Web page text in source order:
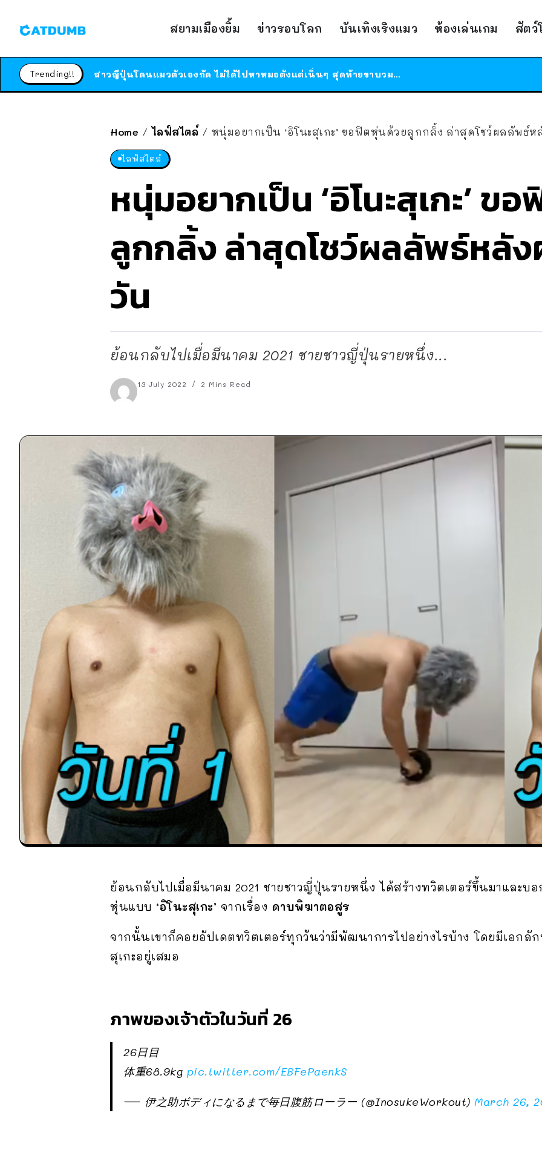
สยามเมืองยิ้ม ข่าวรอบโลก บันเทิงเริงแมว ห้องเล่นเกม สัตว์
Trending!!
ร้านอาหารในนิวยอร์กประกาศปิดตัวลง หลังอยู่มานานกว่า 45 ปี ติดป้ายขอบคุณลูกค้าทุกคน แถมสูตรทำไวท์ซอสให้แบบจัดเต็ม
ได้เวลาเด็กหนวดรวมตัว RF Online Next เปิดให้เล่นแล้ว เกม Sci-Fi MMORPG ระดับตำนาน เล่นได้ทั้งมือถือและ PC
Home / ไลฟ์สไตล์ / หนุ่มอยากเป็น ‘อิโนะสุเกะ’ ขอฟิตหุ่นด้วยลูกกลิ้ง ล่าสุดโชว์ผลลัพธ์ห
ไลฟ์สไตล์
หนุ่มอยากเป็น ‘อิโนะสุเกะ’ ข
ลูกกลิ้ง ล่าสุดโชว์ผลลัพธ์หลั
วัน
ย้อนกลับไปเมื่อมีนาคม 2021 ชายชาวญี่ปุ่นรายหนึ่ง...
13 July 2022 2 Mins Read
ย้อนกลับไปเมื่อมีนาคม 2021 ชายชาวญี่ปุ่นรายหนึ่ง ได้สร้างทวิตเตอร์ขึ้นมาและบอ
หุ่นแบบ ‘อิโนะสุเกะ’ จากเรื่อง ดาบพิฆาตอสูร
จากนั้นเขาก็คอยอัปเดตทวิตเตอร์ทุกวันว่ามีพัฒนาการไปอย่างไรบ้าง โดยมีเอก
สุเกะอยู่เสมอ
ภาพของเจ้าตัวในวันที่ 26
26日目
体重68.9kg pic.twitter.com/EBFePaenkS
— 伊之助ボディになるまで毎日腹筋ローラー (@InosukeWorkout) March 26,